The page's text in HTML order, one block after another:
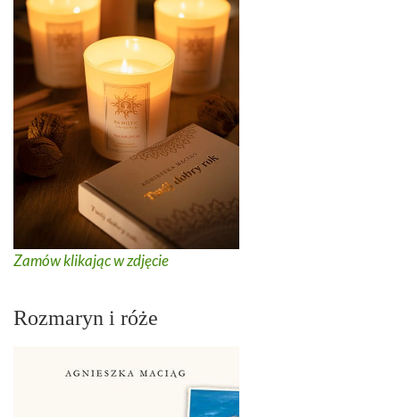
Zamów klikając w zdjęcie
Rozmaryn i róże